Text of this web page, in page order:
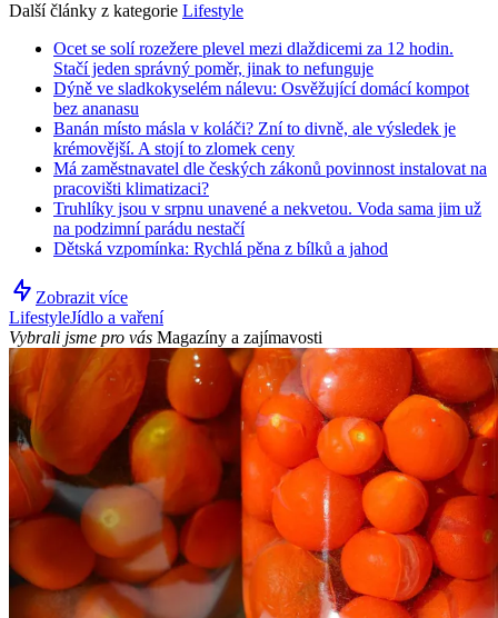
Další články z kategorie Lifestyle
Ocet se solí rozežere plevel mezi dlaždicemi za 12 hodin.
Stačí jeden správný poměr, jinak to nefunguje
Dýně ve sladkokyselém nálevu: Osvěžující domácí kompot
bez ananasu
Banán místo másla v koláči? Zní to divně, ale výsledek je
krémovější. A stojí to zlomek ceny
Má zaměstnavatel dle českých zákonů povinnost instalovat na
pracovišti klimatizaci?
Truhlíky jsou v srpnu unavené a nekvetou. Voda sama jim už
na podzimní parádu nestačí
Dětská vzpomínka: Rychlá pěna z bílků a jahod
Zobrazit více
LifestyleJídlo a vaření
Vybrali jsme pro vás Magazíny a zajímavosti